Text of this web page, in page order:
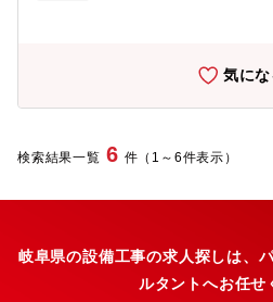
験や保有スキルに応じ、付与業務内
は、適性に合わせて業務をお任せし
宿直業務に従事いただく可能性もご
ョン中部電力パワーグリッド株式会
た。当社は、災害に強い電力系統を
の内、電柱や電線等の配電設備を建
ます。当社管内に配置している支社
ープでは、配電設備の建設に係る業
配電運営グループでは、配電設備の
しています。＜参考＞各グループは
気にな
検索結果一覧 6 件（1～6件表示）
岐阜県の設備工事の求人探しは、
ルタントへお任せ